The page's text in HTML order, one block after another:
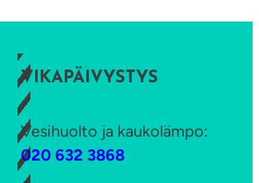
VIKAPÄIVYSTYS
Vesihuolto ja kaukolämpo:
020 632 3868